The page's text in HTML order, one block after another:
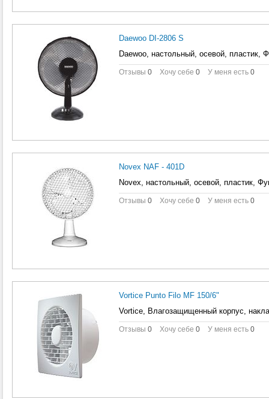
Daewoo DI-2806 S
Daewoo, настольный, осевой, пластик,
Отзывы 0 Хочу себе 0 У меня есть 0
Novex NAF - 401D
Novex, настольный, осевой, пластик,
Отзывы 0 Хочу себе 0 У меня есть 0
Vortice Punto Filo MF 150/6"
Vortice, Влагозащищенный корпус,
Отзывы 0 Хочу себе 0 У меня есть 0